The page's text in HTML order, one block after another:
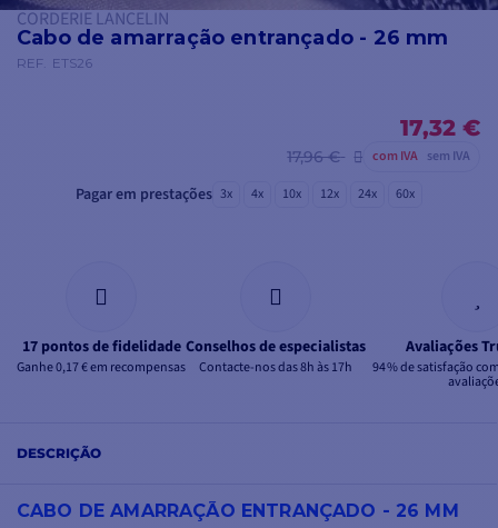
CORDERIE LANCELIN
Cabo de amarração entrançado - 26 mm
REF. ETS26
17,32 €
17,96 € com IVA sem IVA
Pagar em prestações 3x 4x 10x 12x 24x 60x
17 pontos de fidelidade
Ganhe 0,17 € em recompensas
Conselhos de especialistas
Contacte-nos das 8h às 17h
Avaliações
94 % de satisfação
DESCRIÇÃO
CABO DE AMARRAÇÃO ENTRANÇADO - 26 MM